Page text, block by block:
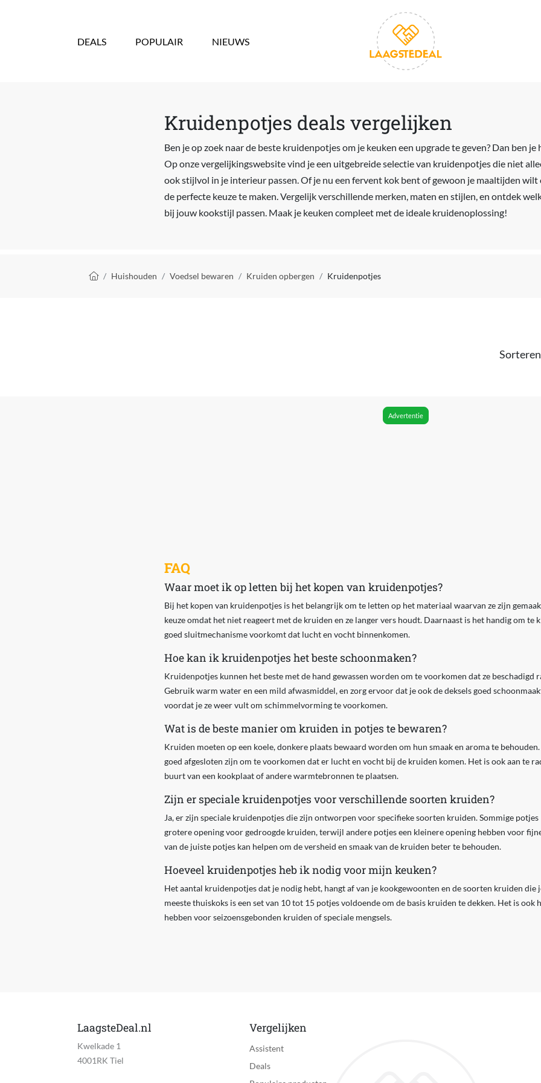
DEALS POPULAIR NIEUWS
Kruidenpotjes deals vergelijken
Ben je op zoek naar de beste kruidenpotjes om je keuken een upgrade te geven? Dan ben
Op onze vergelijkingswebsite vind je een uitgebreide selectie van kruidenpotjes die niet
ook stijlvol in je interieur passen. Of je nu een fervent kok bent of gewoon je maaltijden
de perfecte keuze te maken. Vergelijk verschillende merken, maten en stijlen, en ontdek
bij jouw kookstijl passen. Maak je keuken compleet met de ideale kruidenoplossing!
Kruimelpad
Huishouden Voedsel bewaren Kruiden opbergen Kruidenpotjes
Advertentie
FAQ
Waar moet ik op letten bij het kopen van kruidenpotjes?
Bij het kopen van kruidenpotjes is het belangrijk om te letten op het materiaal waarvan ze zijn
keuze omdat het niet reageert met de kruiden en ze langer vers houdt. Daarnaast is het handig om te
goed sluitmechanisme voorkomt dat lucht en vocht binnenkomen.
Hoe kan ik kruidenpotjes het beste schoonmaken?
Kruidenpotjes kunnen het beste met de hand gewassen worden om te voorkomen dat ze beschadigd
Gebruik warm water en een mild afwasmiddel, en zorg ervoor dat je ook de deksels goed
voordat je ze weer vult om schimmelvorming te voorkomen.
Wat is de beste manier om kruiden in potjes te bewaren?
Kruiden moeten op een koele, donkere plaats bewaard worden om hun smaak en aroma te
goed afgesloten zijn om te voorkomen dat er lucht en vocht bij de kruiden komen. Het is ook aan te
buurt van een kookplaat of andere warmtebronnen te plaatsen.
Zijn er speciale kruidenpotjes voor verschillende soorten kruiden?
Ja, er zijn speciale kruidenpotjes die zijn ontworpen voor specifieke soorten kruiden. Sommige
grotere opening voor gedroogde kruiden, terwijl andere potjes een kleinere opening hebben voor
van de juiste potjes kan helpen om de versheid en smaak van de kruiden beter te behouden.
Hoeveel kruidenpotjes heb ik nodig voor mijn keuken?
Het aantal kruidenpotjes dat je nodig hebt, hangt af van je kookgewoonten en de soorten kruiden die
meeste thuiskoks is een set van 10 tot 15 potjes voldoende om de basis kruiden te dekken. Het is ook
hebben voor seizoensgebonden kruiden of speciale mengsels.
LaagsteDeal.nl
Kwelkade 1
4001RK Tiel
Vergelijken
Assistent
Deals